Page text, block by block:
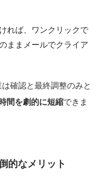
れば、ワンクリックで
ままメールでクライア
確認と最終調整のみと
間を劇的に短縮できま
的なメリット